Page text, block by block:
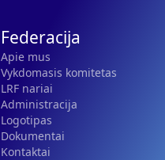
Federacija
Apie mus
Vykdomasis komitetas
LRF nariai
Administracija
Logotipas
Dokumentai
Kontaktai